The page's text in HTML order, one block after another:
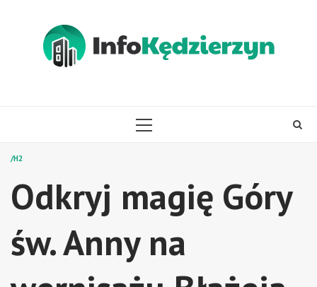
PRIMARY
/H2
Odkryj magię Góry
św. Anny na